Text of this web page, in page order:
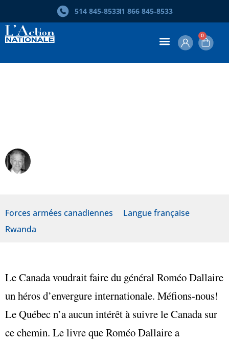
514 845‑85331 866 845‑8533
0
Forces armées canadiennes
Langue française
Rwanda
Le Canada voudrait faire du général Roméo Dallaire
un héros d’envergure internationale. Méfions-nous!
Le Québec n’a aucun intérêt à suivre le Canada sur
ce chemin. Le livre que Roméo Dallaire a